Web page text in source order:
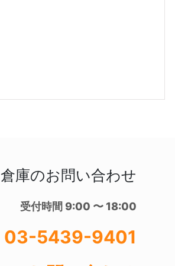
倉庫のお問い合わせ
受付時間 9:00 〜 18:00
03-5439-9401